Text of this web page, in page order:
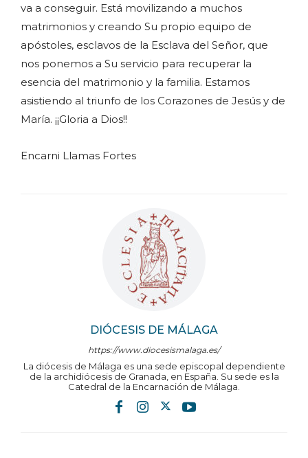
DIÓCESIS DE MÁLAGA
https://www.diocesismalaga.es/
La diócesis de Málaga es una sede episcopal dependiente
de la archidiócesis de Granada, en España. Su sede es la
Catedral de la Encarnación de Málaga.
va a conseguir. Está movilizando a muchos
matrimonios y creando Su propio equipo de
apóstoles, esclavos de la Esclava del Señor, que
nos ponemos a Su servicio para recuperar la
esencia del matrimonio y la familia. Estamos
asistiendo al triunfo de los Corazones de Jesús y de
María. ¡¡Gloria a Dios!!
Encarni Llamas Fortes